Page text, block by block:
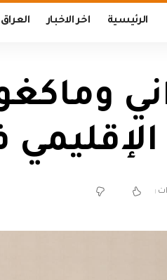
الرئيسية اخر الاخبار العراق